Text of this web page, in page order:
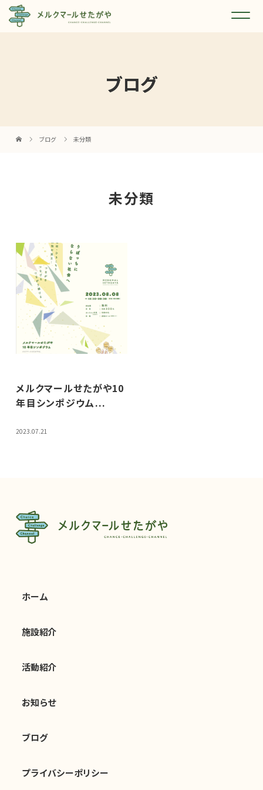
ブログ
ブログ 未分類
未分類
メルクマールせたがや10
年目シンポジウム...
2023.07.21
ホーム
施設紹介
活動紹介
お知らせ
ブログ
プライバシーポリシー